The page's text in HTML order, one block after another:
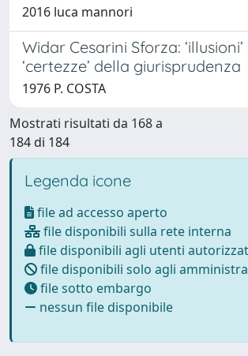
2016 luca mannori
Widar Cesarini Sforza: ‘illusioni’
‘certezze’ della giurisprudenza
1976 P. COSTA
Mostrati risultati da 168 a
184 di 184
Legenda icone
file ad accesso aperto
file disponibili sulla rete interna
file disponibili agli utenti
file disponibili solo agli
file sotto embargo
nessun file disponibile